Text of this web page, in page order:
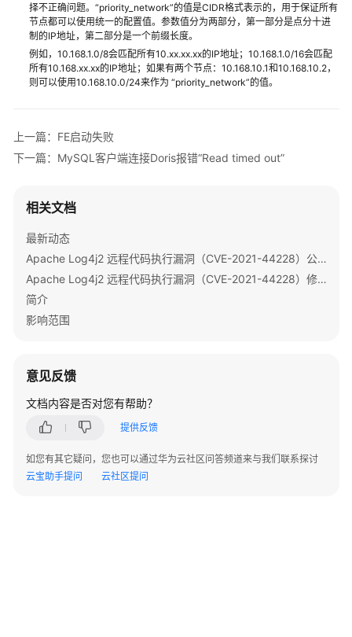
件
操
作
指
南
组
件
作
南
（普
版）
最
践
开
南
择不正确问题。“priority_network”的值是CIDR格式表示的，用于保证所有
节点都可以使用统一的配置值。参数值分为两部分，第一部分是点分十进
制的IP地址，第二部分是一个前缀长度。
例如，10.168.1.0/8会匹配所有10.xx.xx.xx的IP地址；10.168.1.0/16会匹配
所有10.168.xx.xx的IP地址；如果有两个节点：10.168.10.1和10.168.10.2，
则可以使用10.168.10.0/24来作为 “priority_network”的值。
上一篇：FE启动失败
下一篇：MySQL客户端连接Doris报错“Read timed out”
相关文档
最新动态
Apache Log4j2 远程代码执行漏洞（CVE-2021-44228）公告
Apache Log4j2 远程代码执行漏洞（CVE-2021-44228）修复指导
简介
影响范围
意见反馈
文档内容是否对您有帮助？
提供反馈
如您有其它疑问，您也可以通过华为云社区问答频道来与我们联系探讨
云宝助手提问
云社区提问